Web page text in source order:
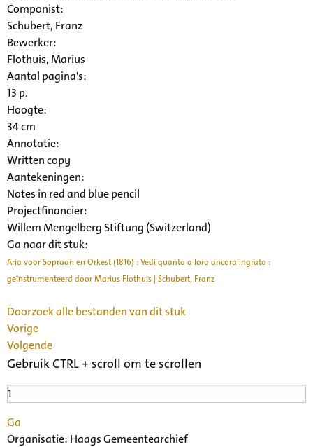
Componist:
Schubert, Franz
Bewerker:
Flothuis, Marius
Aantal pagina's:
13 p.
Hoogte:
34 cm
Annotatie:
Written copy
Aantekeningen:
Notes in red and blue pencil
Projectfinancier:
Willem Mengelberg Stiftung (Switzerland)
Ga naar dit stuk:
Aria voor Sopraan en Orkest (1816) : Vedi quanto a loro ancora ingrato :
geïnstrumenteerd door Marius Flothuis | Schubert, Franz
Doorzoek alle bestanden van dit stuk
Vorige
Volgende
Gebruik CTRL + scroll om te scrollen
Ga
Organisatie: Haags Gemeentearchief